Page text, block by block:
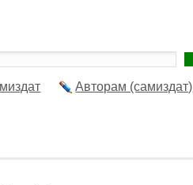
Авторам (самиздат)